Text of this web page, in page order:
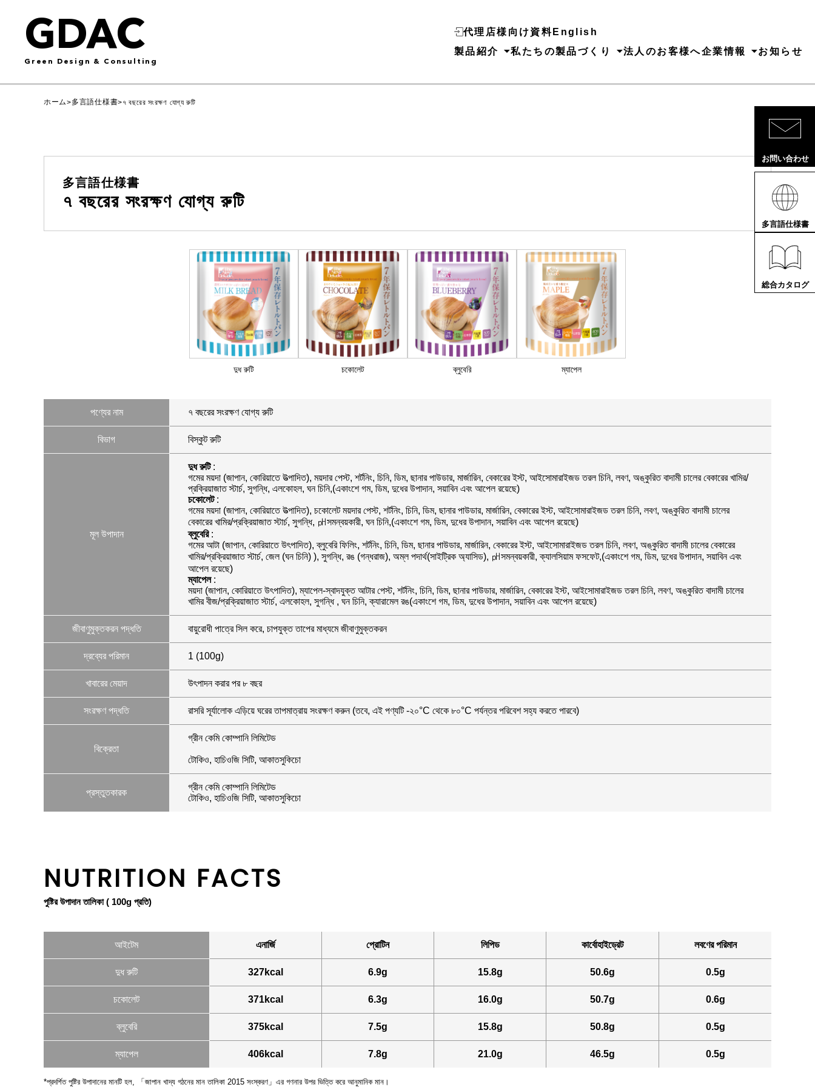
GDAC
Green Design & Consulting
代理店様向け資料 English
製品紹介
私たちの製品づくり 法人のお客様へ企業情報 お知らせ
ホーム>多言語仕様書>৭ বছরের সংরক্ষণ যোগ্য রুটি
多言語仕様書
৭ বছরের সংরক্ষণ যোগ্য রুটি
দুধ রুটি চকোলেট ব্লুবেরি ম্যাপেল
পণ্যের নাম ৭ বছরের সংরক্ষণ যোগ্য রুটি
বিভাগ বিস্কুট রুটি
মূল উপাদান
দুধ রুটি:
গমের ময়দা (জাপান, কোরিয়াতে উত্পাদিত), ময়দার পেস্ট, শর্টনিং, চিনি, ডিম, ছানার পাউডার, মার্জারিন, বেকারের ইস্ট, আইসোমারাইজড তরল চিনি, লবণ, অঙ্কুরিত বাদামী চালের বেকারের খামির/
প্রক্রিয়াজাত স্টার্চ, সুগন্ধি, এলকোহল, ঘন চিনি,(একাংশে গম, ডিম, দুধের উপাদান, সয়াবিন এবং আপেল রয়েছে)
চকোলেট:
গমের ময়দা (জাপান, কোরিয়াতে উত্পাদিত), চকোলেট ময়দার পেস্ট, শর্টনিং, চিনি, ডিম, ছানার পাউডার, মার্জারিন, বেকারের ইস্ট, আইসোমারাইজড তরল চিনি, লবণ, অঙ্কুরিত বাদামী চালের
বেকারের খামির/প্রক্রিয়াজাত স্টার্চ, সুগন্ধি, ㏗সমন্বয়কারী, ঘন চিনি,(একাংশে গম, ডিম, দুধের উপাদান, সয়াবিন এবং আপেল রয়েছে)
ব্লুবেরি:
গমের আটা (জাপান, কোরিয়াতে উৎপাদিত), ব্লুবেরি ফিলিং, শর্টনিং, চিনি, ডিম, ছানার পাউডার, মার্জারিন, বেকারের ইস্ট, আইসোমারাইজড তরল চিনি, লবণ, অঙ্কুরিত বাদামী চালের বেকারের
খামির/প্রক্রিয়াজাত স্টার্চ, জেল (ঘন চিনি) ), সুগন্ধি, রঙ (গন্ধরাজ), অম্ল পদার্থ(সাইট্রিক অ্যাসিড), ㏗সমন্বয়কারী, ক্যালসিয়াম ফসফেট,(একাংশে গম, ডিম, দুধের উপাদান, সয়াবিন এবং
আপেল রয়েছে)
ম্যাপেল:
ময়দা (জাপান, কোরিয়াতে উৎপাদিত), ম্যাপেল-স্বাদযুক্ত আটার পেস্ট, শর্টনিং, চিনি, ডিম, ছানার পাউডার, মার্জারিন, বেকারের ইস্ট, আইসোমারাইজড তরল চিনি, লবণ, অঙ্কুরিত বাদামী চালের
খামির বীজ/প্রক্রিয়াজাত স্টার্চ, এলকোহল, সুগন্ধি , ঘন চিনি, ক্যারামেল রঙ(একাংশে গম, ডিম, দুধের উপাদান, সয়াবিন এবং আপেল রয়েছে)
জীবাণুমুক্তকরন পদ্ধতি বায়ুরোধী পাত্রে সিল করে, চাপযুক্ত তাপের মাধ্যমে জীবাণুমুক্তকরন
দ্রব্যের পরিমান 1 (100g)
খাবারের মেয়াদ উৎপাদন করার পর ৮ বছর
সংরক্ষণ পদ্ধতি রাসরি সূর্যালোক এড়িয়ে ঘরের তাপমাত্রায় সংরক্ষণ করুন (তবে, এই পণ্যটি -২০°C থেকে ৮০°C পর্যন্তর পরিবেশ সহ্য করতে পারবে)
বিক্রেতা
গ্রীন কেমি কোম্পানি লিমিটেড
টোকিও, হাচিওজি সিটি, আকাতসুকিচো
প্রস্তুতকারক
গ্রীন কেমি কোম্পানি লিমিটেড
টোকিও, হাচিওজি সিটি, আকাতসুকিচো
NUTRITION FACTS
পুষ্টির উপাদান তালিকা ( 100g প্রতি)
আইটেম এনার্জি প্রোটিন লিপিড কার্বোহাইড্রেট লবণের পরিমান
দুধ রুটি 327kcal 6.9g 15.8g 50.6g 0.5g
চকোলেট 371kcal 6.3g 16.0g 50.7g 0.6g
ব্লুবেরি 375kcal 7.5g 15.8g 50.8g 0.5g
ম্যাপেল 406kcal 7.8g 21.0g 46.5g 0.5g
*প্রদর্শিত পুষ্টির উপাদানের মানটি হল, 「জাপান খাদ্য গঠনের মান তালিকা 2015 সংস্করণ」এর গণনার উপর ভিত্তি করে আনুমানিক মান।
お問い合わせ
多言語仕様書
総合カタログ